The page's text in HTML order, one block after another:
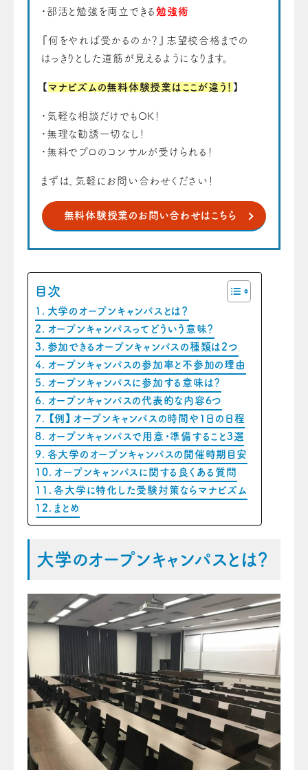
・部活と勉強を両立できる 勉強術
『何をやれば受かるのか？』志望校合格までの
はっきりとした道筋が見えるようになります。
【 マナビズムの無料体験授業はここが違う！ 】
・気軽な相談だけでもOK！
・無理な勧誘一切なし！
・無料でプロのコンサルが受けられる！
まずは、気軽にお問い合わせください！
無料体験授業のお問い合わせはこちら
目次
大学のオープンキャンパスとは？
オープンキャンパスってどういう意味？
参加できるオープンキャンパスの種類は2つ
オープンキャンパスの参加率と不参加の理由
オープンキャンパスに参加する意味は？
オープンキャンパスの代表的な内容6つ
【例】オープンキャンパスの時間や1日の日程
オープンキャンパスで用意・準備すること3選
各大学のオープンキャンパスの開催時期目安
オープンキャンパスに関する良くある質問
各大学に特化した受験対策ならマナビズム
まとめ
大学のオープンキャンパスとは？